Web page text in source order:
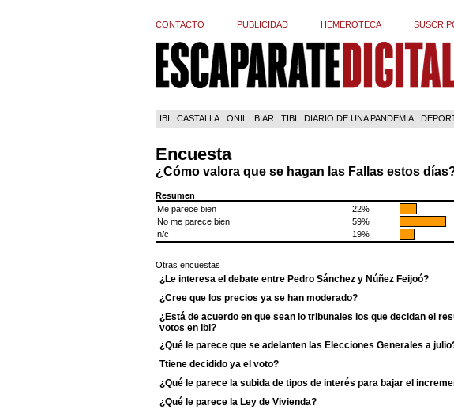
CONTACTO PUBLICIDAD HEMEROTECA
IBI CASTALLA ONIL BIAR TIBI DIARIO DE UNA PANDEMIA
Encuesta
¿Cómo valora que se hagan las Fallas estos
Resumen
Me parece bien
22%
No me parece bien
59%
n/c
19%
Otras encuestas
¿Le interesa el debate entre Pedro Sánchez y Núñez Feijoó?
¿Cree que los precios ya se han moderado?
¿Está de acuerdo en que sean lo tribunales los que decidan el
votos en Ibi?
¿Qué le parece que se adelanten las Elecciones Generales a
Ttiene decidido ya el voto?
¿Qué le parece la subida de tipos de interés para bajar el
¿Qué le parece la Ley de Vivienda?